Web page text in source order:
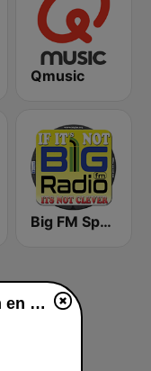
Qmusic
Big FM Spain
Master FM Benidorm en vivo